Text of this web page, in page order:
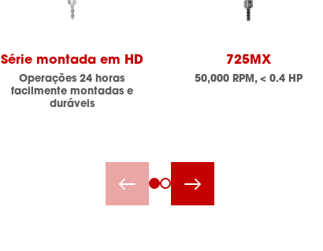
Série montada em HD
Operações 24 horas
facilmente montadas e
duráveis
725MX
50,000 RPM, < 0.4 HP